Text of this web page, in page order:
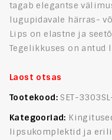
tagab elegantse
lugupidavale härras-
Lips on elastne ja
Tegelikkuses on
Laost otsas
Tootekood: SET-
Kategooriad:
lipsukomplektid ja